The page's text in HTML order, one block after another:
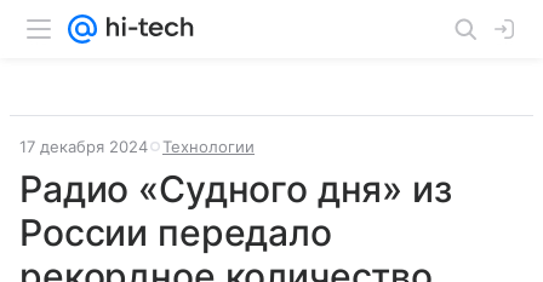
17 декабря 2024 Технологии
Радио «Судного дня» из
России передало